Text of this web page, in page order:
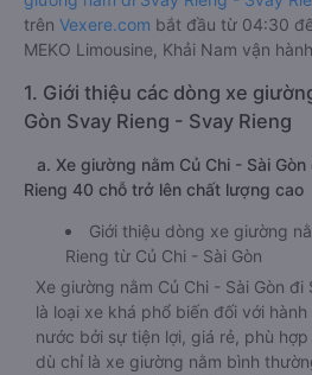
trên Vexere.com bắt đầu từ 04:30
MEKO Limousine, Khải Nam vận
1. Giới thiệu các dòng xe
Gòn Svay Rieng - Svay Rieng
a. Xe giường nằm Củ Chi - Sài
Rieng 40 chỗ trở lên chất lượng cao
Giới thiệu dòng xe giường
Rieng từ Củ Chi - Sài Gòn
Xe giường nằm Củ Chi - Sài Gòn
là loại xe khá phổ biến đối với
nước bởi sự tiện lợi, giá rẻ, phù
dù chỉ là xe giường nằm bình